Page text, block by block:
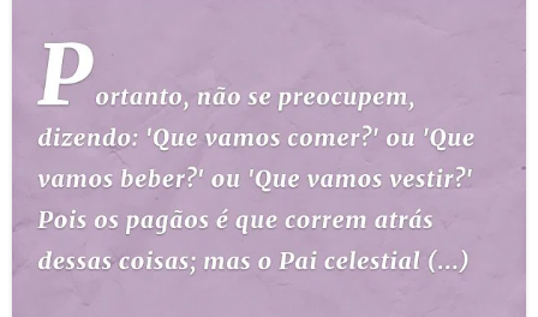
PERGUNTE À BÍBLIA
TERMO BÍBLICO JOGOS
QUEM SOMOS
LOJA BÍBLIAON